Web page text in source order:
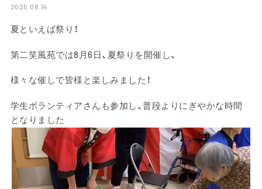
2025.08.14
夏といえば祭り！
第二笑風苑では8月6日、夏祭りを開催し、
様々な催しで皆様と楽しみました！
学生ボランティアさんも参加し、普段よりにぎやかな時間
となりました